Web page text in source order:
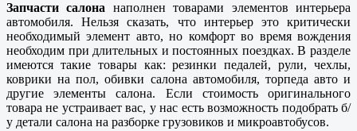
Запчасти салона наполнен товарами элементов интерьера
автомобиля. Нельзя сказать, что интерьер это критически
необходимый элемент авто, но комфорт во время вождения
необходим при длительных и постоянных поездках. В разделе
имеются такие товары как: резинки педалей, рули, чехлы,
коврики на пол, обивки салона автомобиля, торпеда авто и
другие элементы салона. Если стоимость оригинального
товара не устраивает вас, у нас есть возможность подобрать б/
у детали салона на разборке грузовиков и микроавтобусов.